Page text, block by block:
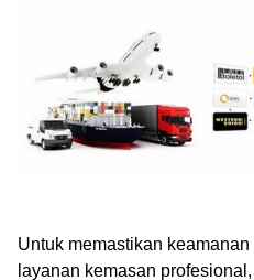
Untuk memastikan
layanan kemasan